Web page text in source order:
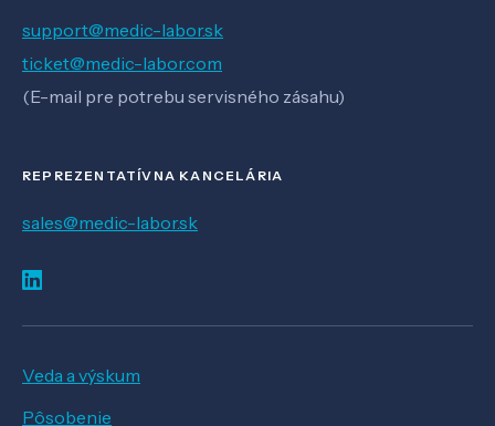
support@medic-labor.sk
ticket@medic-labor.com
(E-mail pre potrebu servisného zásahu)
REPREZENTATÍVNA KANCELÁRIA
sales@medic-labor.sk
Veda a výskum
Pôsobenie